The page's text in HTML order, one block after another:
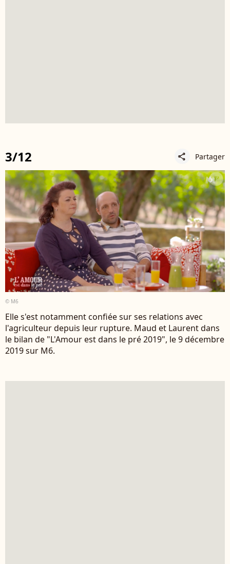
3/12 share Partager
© M6
Elle s'est notamment confiée sur ses relations avec
l'agriculteur depuis leur rupture. Maud et Laurent dans
le bilan de "L'Amour est dans le pré 2019", le 9 décembre
2019 sur M6.